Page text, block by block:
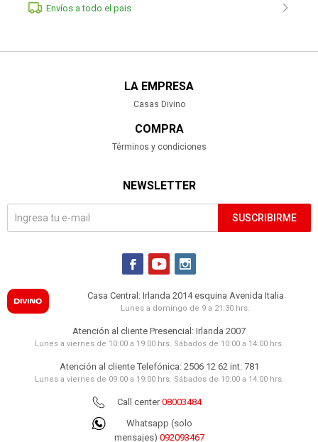
Envíos a todo el pais
LA EMPRESA
Casas Divino
COMPRA
Términos y condiciones
NEWSLETTER
SUSCRIBIRME
  
Casa Central: Irlanda 2014 esquina Avenida Italia
Lunes a domingo de 9 a 21:30 hrs.
Atención al cliente Presencial: Irlanda 2007
Lunes a viernes de 10:00 a 19:00 hrs. Sábados de 10:00 a 14:00 hrs.
Atención al cliente Telefónica: 2506 12 62 int. 781
Lunes a viernes de 09:00 a 19:00 hrs. Sábados de 10:00 a 14:00 hrs.
Call center08003484
Whatsapp (solo
mensajes) 092093467